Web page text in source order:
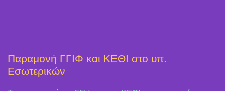
Παραμονή ΓΓΙΦ και ΚΕΘΙ στο υπ.
Εσωτερικών